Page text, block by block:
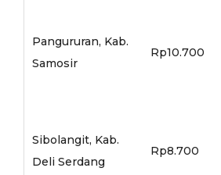
Pangururan, Kab.
Samosir
Rp10.700
Sibolangit, Kab.
Deli Serdang
Rp8.700